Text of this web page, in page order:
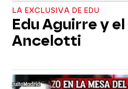
LA EXCLUSIVA DE EDU
Edu Aguirre y
Ancelotti